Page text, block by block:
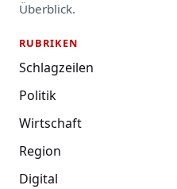
Überblick.
RUBRIKEN
Schlagzeilen
Politik
Wirtschaft
Region
Digital